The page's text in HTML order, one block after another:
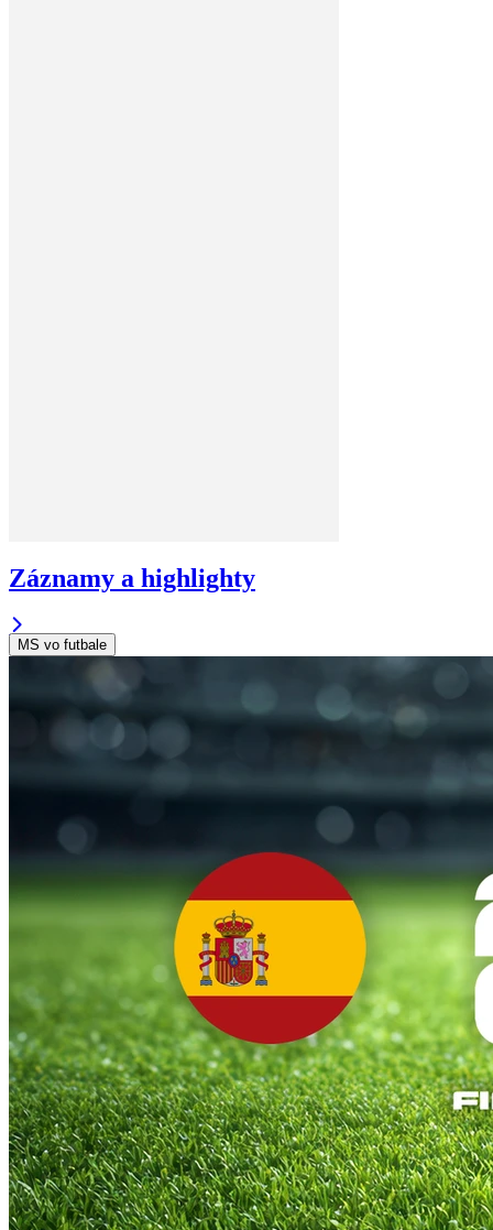
Záznamy a highlighty
MS vo futbale